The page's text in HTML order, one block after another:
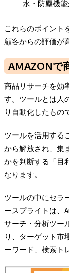
水・防塵機
これらのポイント
顧客からの評価が
AMAZONで
商品リサーチを効
す。ツールとは人
り自動化したもの
ツールを活用する
から解放され、集
かを判断する「目
なります。
ツールの中にセラ
ースプライトは、
サーチ・分析ツー
り、ターゲット市
ーワード、検索ト